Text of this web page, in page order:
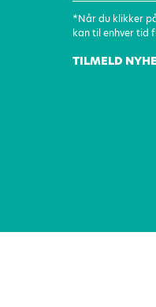
*Når du klikker
kan til enhver tid
TILMELD